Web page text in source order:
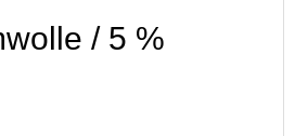
/ 5 %